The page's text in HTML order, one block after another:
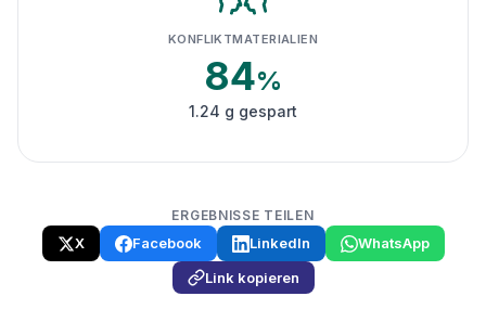
KONFLIKTMATERIALIEN
84%
1.24 g gespart
ERGEBNISSE TEILEN
X Facebook LinkedIn
WhatsApp
Link kopieren